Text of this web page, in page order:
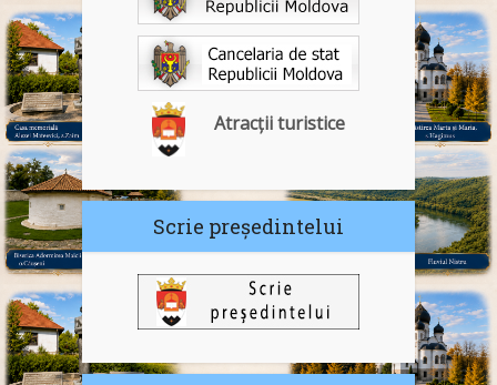
Atracții turistice
Scrie președintelui